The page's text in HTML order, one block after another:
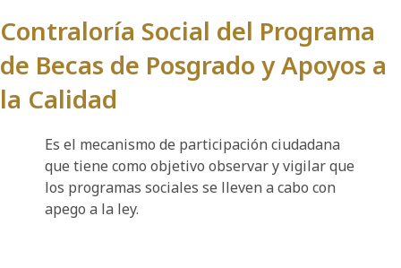
Contraloría Social del Programa
de Becas de Posgrado y Apoyos a
la Calidad
Es el mecanismo de participación ciudadana
que tiene como objetivo observar y vigilar que
los programas sociales se lleven a cabo con
apego a la ley.